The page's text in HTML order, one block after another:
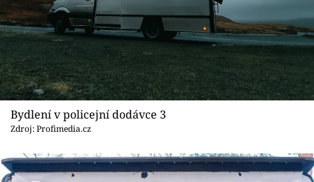
Bydlení v policejní dodávce 3
Zdroj: Profimedia.cz